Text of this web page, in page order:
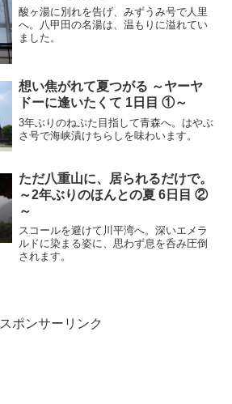
酸ヶ湯に別れを告げ、みずうみ号で人里
へ。八甲田の名湯は、温もりに溢れてい
ました。
想い焦がれて夏つがる ～ヤーヤ
ドーに逢いたくて 1日目 ①～
3年ぶりのねぷた目指して青森へ。はやぶ
さ号で海峡漬けちらしを味わいます。
ただ八重山に、居られるだけで。
～2年ぶりのほんとの夏 6日目 ②
～
スコールを避けて川平湾へ。深いエメラ
ルドに染まる姿に、思わず息を呑み圧倒
されます。
スポンサーリンク